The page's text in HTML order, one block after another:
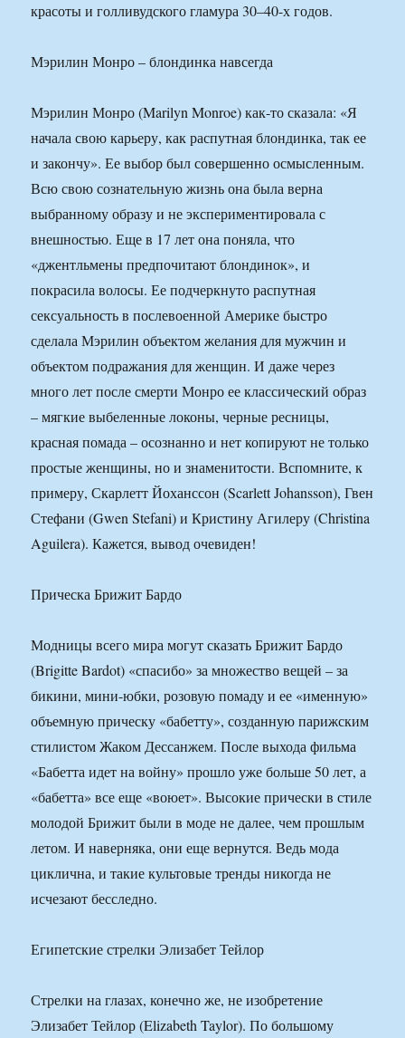
красоты и голливудского гламура 30–40-х годов.
Мэрилин Монро – блондинка навсегда
Мэрилин Монро (Marilyn Monroe) как-то сказала: «Я
начала свою карьеру, как распутная блондинка, так ее
и закончу». Ее выбор был совершенно осмысленным.
Всю свою сознательную жизнь она была верна
выбранному образу и не экспериментировала с
внешностью. Еще в 17 лет она поняла, что
«джентльмены предпочитают блондинок», и
покрасила волосы. Ее подчеркнуто распутная
сексуальность в послевоенной Америке быстро
сделала Мэрилин объектом желания для мужчин и
объектом подражания для женщин. И даже через
много лет после смерти Монро ее классический образ
– мягкие выбеленные локоны, черные ресницы,
красная помада – осознанно и нет копируют не только
простые женщины, но и знаменитости. Вспомните, к
примеру, Скарлетт Йоханссон (Scarlett Johansson), Гвен
Стефани (Gwen Stefani) и Кристину Агилеру (Christina
Aguilera). Кажется, вывод очевиден!
Прическа Брижит Бардо
Модницы всего мира могут сказать Брижит Бардо
(Brigitte Bardot) «спасибо» за множество вещей – за
бикини, мини-юбки, розовую помаду и ее «именную»
объемную прическу «бабетту», созданную парижским
стилистом Жаком Дессанжем. После выхода фильма
«Бабетта идет на войну» прошло уже больше 50 лет, а
«бабетта» все еще «воюет». Высокие прически в стиле
молодой Брижит были в моде не далее, чем прошлым
летом. И наверняка, они еще вернутся. Ведь мода
циклична, и такие культовые тренды никогда не
исчезают бесследно.
Египетские стрелки Элизабет Тейлор
Стрелки на глазах, конечно же, не изобретение
Элизабет Тейлор (Elizabeth Taylor). По большому